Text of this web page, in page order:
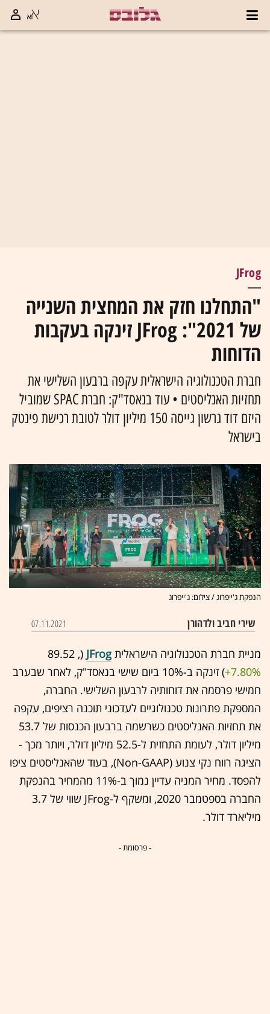
JFrog
"התחלנו חזק את המחצית השנייה
של 2021": JFrog זינקה בעקבות
הדוחות
חברת הטכנולוגיה הישראלית עקפה ברבעון השלישי את
תחזיות האנליסטים • עוד בנאסד"ק: חברת SPAC שמוביל
היזם דוד גרשון גייסה 150 מיליון דולר לטובת רכישת פינטק
בישראל
הנפקת ג'ייפרוג / צילום: ג'ייפרוג
שירי חביב ולדהורן 07.11.2021
מניית חברת הטכנולוגיה הישראליתJFrog
(89.52 ,‎
+7.80%
‏) זינקה ב-10% ביום שישי בנאסד"ק, לאחר שבערב
חמישי פרסמה את דוחותיה לרבעון השלישי. החברה,
המספקת פתרונות טכנולוגיים לעדכוני תוכנה רציפים, עקפה
את תחזיות האנליסטים כשרשמה ברבעון הכנסות של 53.7
מיליון דולר, לעומת התחזית ל-52.5 מיליון דולר, ויותר מכך -
הציגה רווח נקי צנוע (Non-GAAP), בעוד שהאנליסטים ציפו
להפסד. מחיר המניה עדיין נמוך ב-11% מהמחיר בהנפקת
החברה בספטמבר 2020, ומשקף ל-JFrog שווי של 3.7
מיליארד דולר.
- פרסומת -